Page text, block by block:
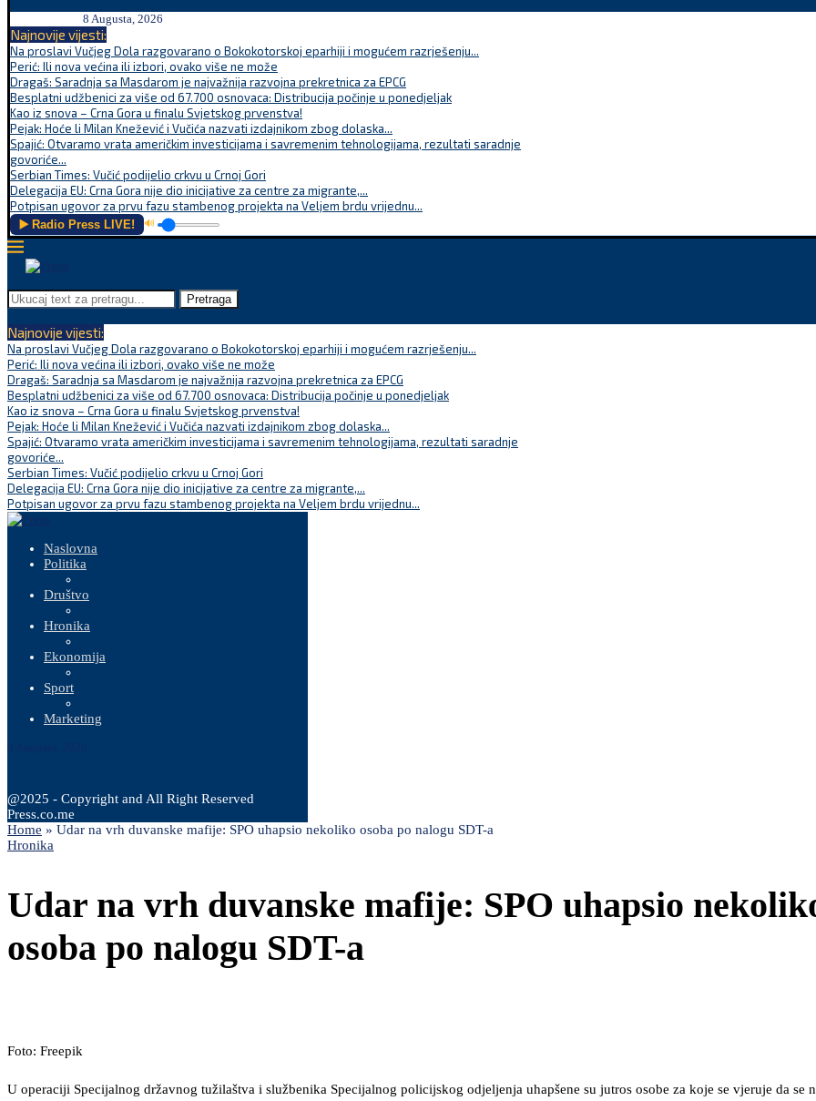
8 Augusta, 2026
Najnovije vijesti:
Na proslavi Vučjeg Dola razgovarano o Bokokotorskoj eparhiji i mogućem razrješenju...
Perić: Ili nova većina ili izbori, ovako više ne može
Dragaš: Saradnja sa Masdarom je najvažnija razvojna prekretnica za EPCG
Besplatni udžbenici za više od 67.700 osnovaca: Distribucija počinje u ponedjeljak
Kao iz snova – Crna Gora u finalu Svjetskog prvenstva!
Pejak: Hoće li Milan Knežević i Vučića nazvati izdajnikom zbog dolaska...
Spajić: Otvaramo vrata američkim investicijama i savremenim tehnologijama, rezultati saradnje
govoriće...
Serbian Times: Vučić podijelio crkvu u Crnoj Gori
Delegacija EU: Crna Gora nije dio inicijative za centre za migrante,...
Potpisan ugovor za prvu fazu stambenog projekta na Veljem brdu vrijednu...
▶️ Radio Press LIVE! 🔊
Pretraga
Najnovije vijesti:
Na proslavi Vučjeg Dola razgovarano o Bokokotorskoj eparhiji i mogućem razrješenju...
Perić: Ili nova većina ili izbori, ovako više ne može
Dragaš: Saradnja sa Masdarom je najvažnija razvojna prekretnica za EPCG
Besplatni udžbenici za više od 67.700 osnovaca: Distribucija počinje u ponedjeljak
Kao iz snova – Crna Gora u finalu Svjetskog prvenstva!
Pejak: Hoće li Milan Knežević i Vučića nazvati izdajnikom zbog dolaska...
Spajić: Otvaramo vrata američkim investicijama i savremenim tehnologijama, rezultati saradnje
govoriće...
Serbian Times: Vučić podijelio crkvu u Crnoj Gori
Delegacija EU: Crna Gora nije dio inicijative za centre za migrante,...
Potpisan ugovor za prvu fazu stambenog projekta na Veljem brdu vrijednu...
Naslovna
Politika
Društvo
Hronika
Ekonomija
Sport
Marketing
@2025 - Copyright and All Right Reserved
Press.co.me
Home » Udar na vrh duvanske mafije: SPO uhapsio nekoliko osoba po nalogu SDT-a
Hronika
Udar na vrh duvanske mafije: SPO uhapsio
osoba po nalogu SDT-a
Foto: Freepik
U operaciji Specijalnog državnog tužilaštva i službenika Specijalnog policijskog odjeljenja uhapšene su jutros osobe za koje se vjeruje da se